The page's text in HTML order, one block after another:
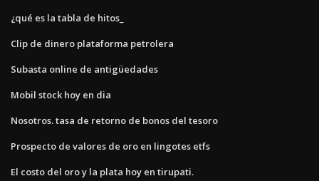
¿qué es la tabla de hitos_
Clip de dinero plataforma petrolera
Subasta online de antigüedades
Mobil stock hoy en dia
Nosotros. tasa de retorno de bonos del tesoro
Prospecto de valores de oro en lingotes etfs
El costo del oro y la plata hoy en tirupati.